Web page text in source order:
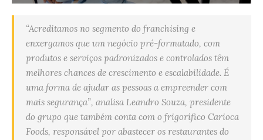
“Acreditamos no segmento do franchising e
enxergamos que um negócio pré-formatado, com
produtos e serviços padronizados e controlados têm
melhores chances de crescimento e escalabilidade. É
uma forma de ajudar as pessoas a empreender com
mais segurança”, analisa Leandro Souza, presidente
do grupo que também conta com o frigorífico Carioca
Foods, responsável por abastecer os restaurantes do